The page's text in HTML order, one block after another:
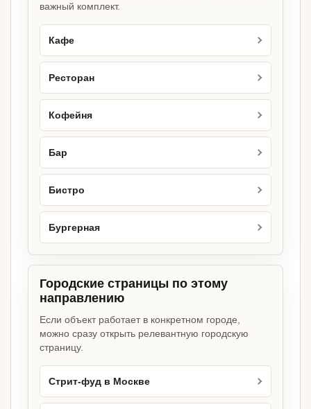
важный комплект.
Кафе
Ресторан
Кофейня
Бар
Бистро
Бургерная
Городские страницы по этому
направлению
Если объект работает в конкретном городе,
можно сразу открыть релевантную городскую
страницу.
Стрит-фуд в Москве